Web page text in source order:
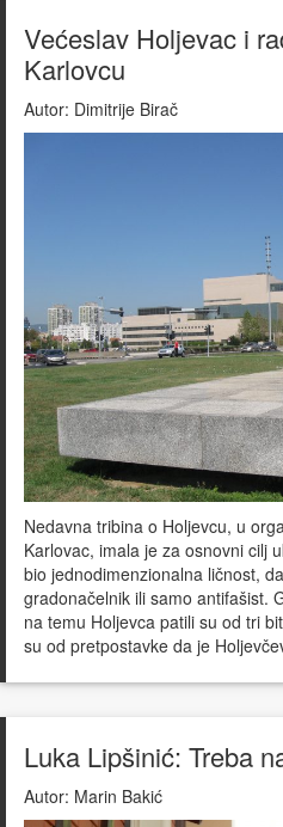
Većeslav Holjevac i
Karlovcu
Autor: Dimitrije Birač
Nedavna tribina o Holjevcu, u
Karlovac, imala je za osnovni cilj
bio jednodimenzionalna ličnost,
gradonačelnik ili samo antifašist.
na temu Holjevca patili su od tri
su od pretpostavke da je
Luka Lipšinić: Treba
Autor: Marin Bakić